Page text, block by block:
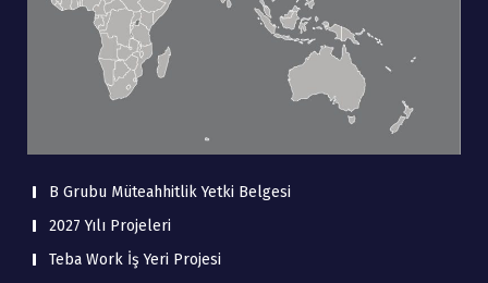
B Grubu Müteahhitlik Yetki Belgesi
2027 Yılı Projeleri
Teba Work İş Yeri Projesi